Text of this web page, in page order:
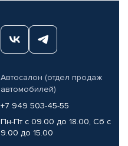
Автосалон (отдел продаж
автомобилей)
+7 949 503-45-55
Пн-Пт с 09.00 до 18.00, Сб с
9.00 до 15.00